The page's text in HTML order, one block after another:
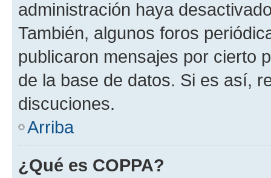
administración haya
También, algunos foros
publicaron mensajes por cierto
de la base de datos. Si es así,
discuciones.
Arriba
¿Qué es COPPA?